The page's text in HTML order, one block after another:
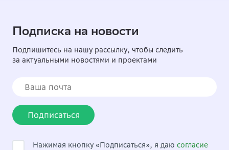
Подписка на новости
Подпишитесь на нашу рассылку, чтобы следить
за актуальными новостями и проектами
Подписаться
Нажимая кнопку «Подписаться», я даю согласие